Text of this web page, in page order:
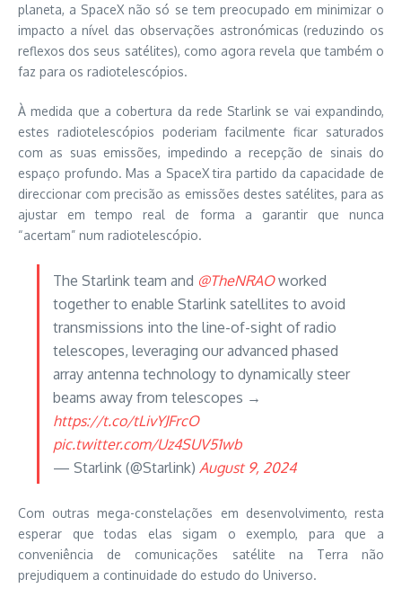
planeta, a SpaceX não só se tem preocupado em minimizar o
impacto a nível das observações astronómicas (reduzindo os
reflexos dos seus satélites), como agora revela que também o
faz para os radiotelescópios.
À medida que a cobertura da rede Starlink se vai expandindo,
estes radiotelescópios poderiam facilmente ficar saturados
com as suas emissões, impedindo a recepção de sinais do
espaço profundo. Mas a SpaceX tira partido da capacidade de
direccionar com precisão as emissões destes satélites, para as
ajustar em tempo real de forma a garantir que nunca
“acertam” num radiotelescópio.
The Starlink team and @TheNRAOworked
together to enable Starlink satellites to avoid
transmissions into the line-of-sight of radio
telescopes, leveraging our advanced phased
array antenna technology to dynamically steer
beams away from telescopes →
https://t.co/tLivYJFrcO
pic.twitter.com/Uz4SUV51wb
— Starlink (@Starlink) August 9, 2024
Com outras mega-constelações em desenvolvimento, resta
esperar que todas elas sigam o exemplo, para que a
conveniência de comunicações satélite na Terra não
prejudiquem a continuidade do estudo do Universo.